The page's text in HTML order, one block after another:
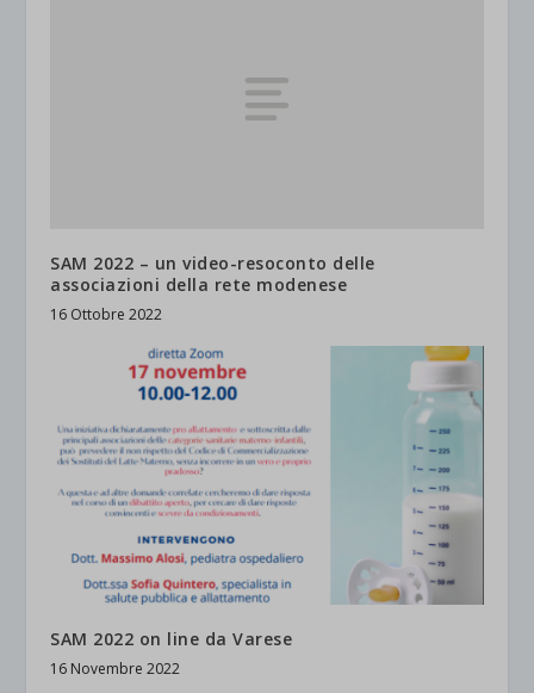
SAM 2022 – un video-resoconto delle
associazioni della rete modenese
16 Ottobre 2022
SAM 2022 on line da Varese
16 Novembre 2022